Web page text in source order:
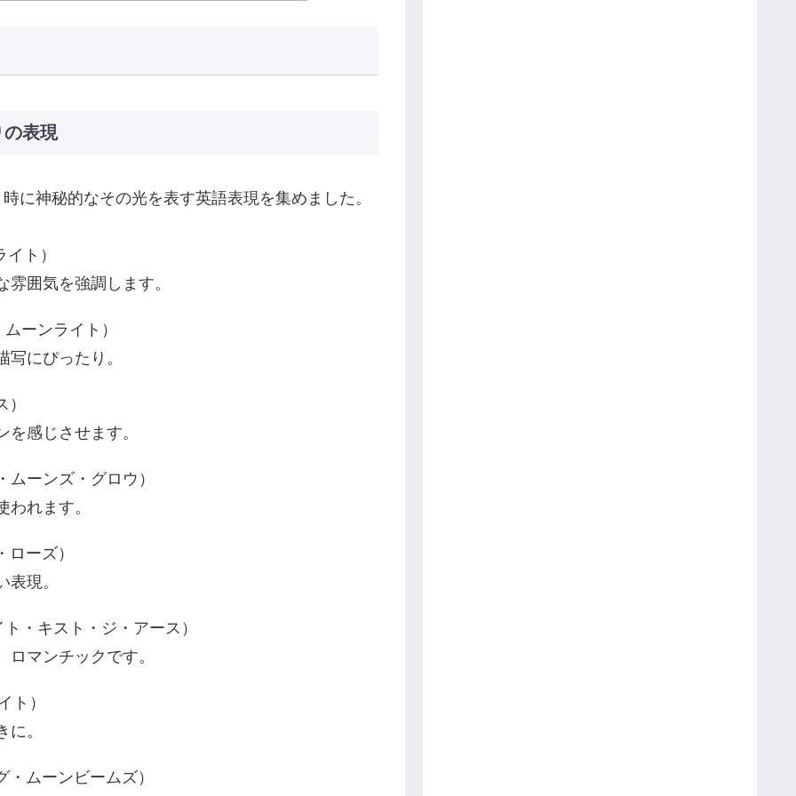
表現
に神秘的なその光を表す英語表現を集めました。
ト）
囲気を強調します。
ーンライト）
にぴったり。
感じさせます。
ムーンズ・グロウ）
れます。
ーズ）
現。
・キスト・ジ・アース）
マンチックです。
ト）
。
・ムーンビームズ）